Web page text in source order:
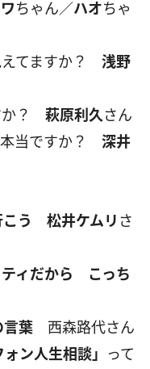
ちゃん／ハオちゃ
てますか？ 浅野
か？ 萩原利久さん
当ですか？ 深井
こう 松井ケムリ さ
ティだから こっち
言葉 西森路代さん
ォン人生相談」 って